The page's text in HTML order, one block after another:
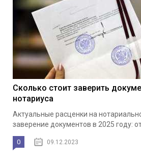
Сколько стоит заверить
нотариуса
Актуальные расценки на
заверение документов в 2025 году:
0 09.12.2023